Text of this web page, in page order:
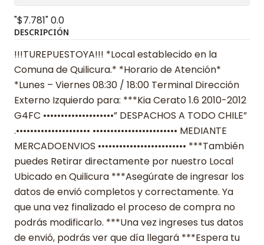
"$7.781"0.0
DESCRIPCIÓN
!!!TUREPUESTOYA!!! *Local establecido en la
Comuna de Quilicura.* *Horario de Atención*
*Lunes – Viernes 08:30 / 18:00 Terminal Dirección
Externo Izquierdo para: ***Kia Cerato 1.6 2010-2012
G4FC ••••••••••••••••••••” DESPACHOS A TODO CHILE”
.••••••••••••••••••••• •••••••••••••••••••••••• MEDIANTE
MERCADOENVIOS ••••••••••••••••••••••••• ***También
puedes Retirar directamente por nuestro Local
Ubicado en Quilicura ***Asegúrate de ingresar los
datos de envió completos y correctamente. Ya
que una vez finalizado el proceso de compra no
podrás modificarlo. ***Una vez ingreses tus datos
de envió, podrás ver que día llegará ***Espera tu